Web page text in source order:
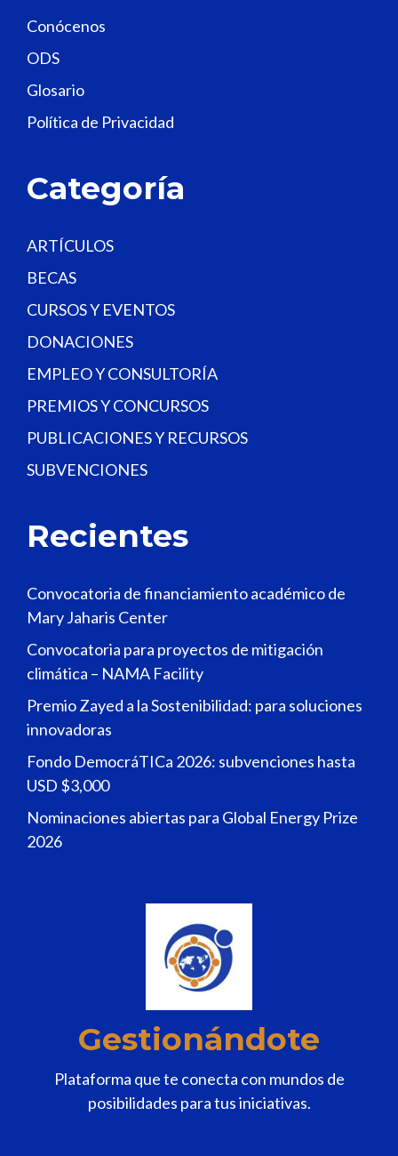
f
i
e
d
b
n
.
Conócenos
ODS
Glosario
Política de Privacidad
Categoría
ARTÍCULOS
BECAS
CURSOS Y EVENTOS
DONACIONES
EMPLEO Y CONSULTORÍA
PREMIOS Y CONCURSOS
PUBLICACIONES Y RECURSOS
SUBVENCIONES
Recientes
Convocatoria de financiamiento académico de
Mary Jaharis Center
Convocatoria para proyectos de mitigación
climática – NAMA Facility
Premio Zayed a la Sostenibilidad: para soluciones
innovadoras
Fondo DemocráTICa 2026: subvenciones hasta
USD $3,000
Nominaciones abiertas para Global Energy Prize
2026
Gestionándote
Plataforma que te conecta con mundos de
posibilidades para tus iniciativas.